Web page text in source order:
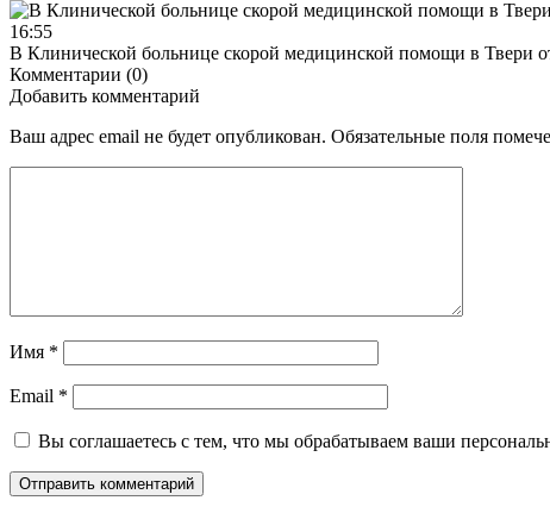
16:55
В Клинической больнице скорой медицинской помощи в Твери
Комментарии (0)
Добавить комментарий
Ваш адрес email не будет опубликован. Обязательные поля
Имя *
Email *
Вы соглашаетесь с тем, что мы обрабатываем ваши